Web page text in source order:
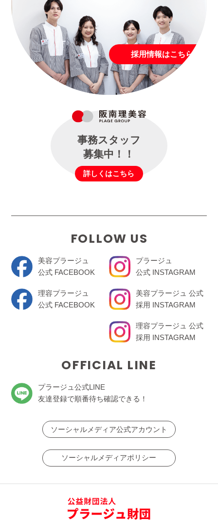
採用情報はこちら
事務スタッフ
募集中！！
詳しくはこちら
FOLLOW US
美容プラージュ
公式 FACEBOOK
理容プラージュ
公式 FACEBOOK
プラージュ
公式 INSTAGRAM
美容プラージュ 公式
採用 INSTAGRAM
理容プラージュ 公式
採用 INSTAGRAM
OFFICIAL LINE
プラージュ公式LINE
友達登録で順番待ち確認できる！
ソーシャルメディア公式アカウント
ソーシャルメディアポリシー